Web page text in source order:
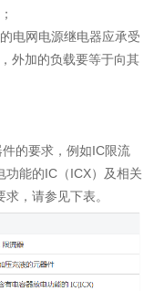
电网电源继电器应承受
外加的负载要等于向其
的要求，例如IC限流
功能的IC（ICX）及相关
，请参见下表。